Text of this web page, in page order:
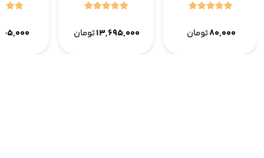
تومان۸۰,۰۰۰ تومان۱۳,۶۹۵,۰۰۰